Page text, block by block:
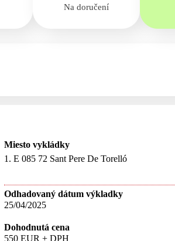
Na doručení
Miesto vykládky
1. E 085 72 Sant Pere De Torelló
Odhadovaný dátum výkladky
25/04/2025
Dohodnutá cena
550 EUR + DPH